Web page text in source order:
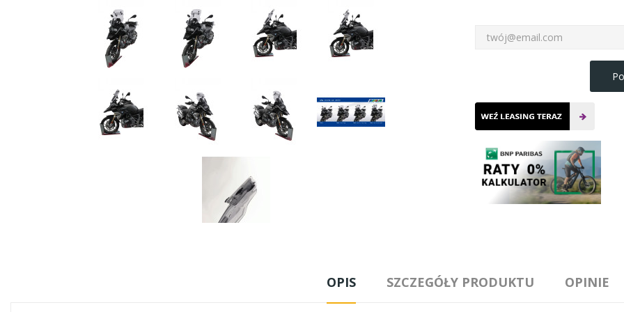
OPIS SZCZEGÓŁY PRODUKTU OPINIE